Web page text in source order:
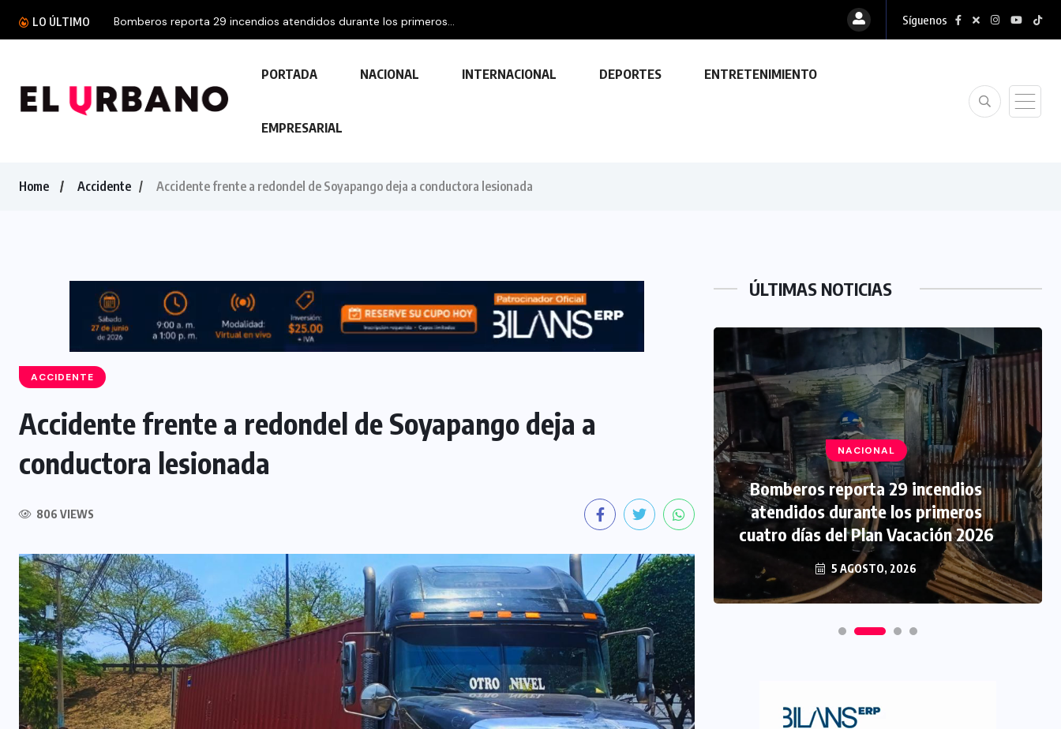
LO ÚLTIMO Bomberos reporta 29 incendios atendidos durante los primeros... Síguenos
PORTADA NACIONAL INTERNACIONAL DEPORTES ENTRETENIMIENTO
EMPRESARIAL
Home Accidente Accidente frente a redondel de Soyapango deja a conductora lesionada
ACCIDENTE
Accidente frente a redondel de Soyapango deja a
conductora lesionada
806 VIEWS
ÚLTIMAS NOTICIAS
INTERNACIONAL
5 AGOSTO, 2026
23 FEBRERO, 2024
NACIONAL
Bomberos reporta 29 incendios
atendidos durante los primeros
cuatro días del Plan Vacación 2026
5 AGOSTO, 2026